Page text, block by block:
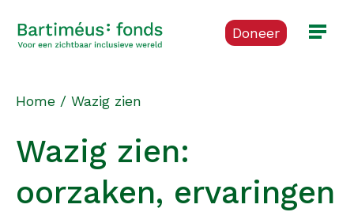
Doneer
Home / Wazig zien
Wazig zien:
oorzaken, ervaringen